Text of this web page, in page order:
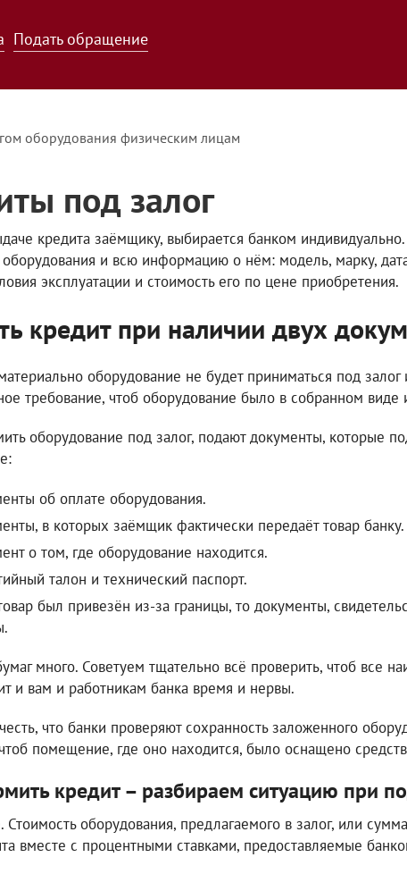
Подать обращение
оборудования физическим лицам
под залог
кредита заёмщику, выбирается банком
и всю информацию о нём: модель, марку,
эксплуатации и стоимость его по цене приобретения.
кредит при наличии двух
оборудование не будет приниматься под
требование, чтоб оборудование было в собранном виде
оборудование под залог, подают документы, которые
об оплате оборудования.
в которых заёмщик фактически передаёт товар банку.
о том, где оборудование находится.
талон и технический паспорт.
был привезён из-за границы, то документы,
много. Советуем тщательно всё проверить, чтоб все
и вам и работникам банка время и нервы.
что банки проверяют сохранность заложенного
помещение, где оно находится, было оснащено
кредит – разбираем ситуацию при
Стоимость оборудования, предлагаемого в залог, или
вместе с процентными ставками, предоставляемые